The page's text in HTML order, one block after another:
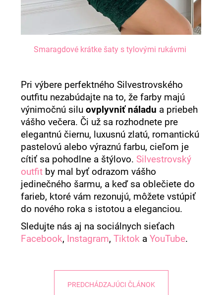
Smaragdové krátke šaty s tylovými rukávmi
Pri výbere perfektného Silvestrovského
outfitu nezabúdajte na to, že farby majú
výnimočnú siluovplyvniť náladu a priebeh
vášho večera. Či už sa rozhodnete pre
elegantnú čiernu, luxusnú zlatú, romantickú
pastelovú alebo výraznú farbu, cieľom je
cítiť sa pohodlne a štýlovo.Silvestrovský
outfit by mal byť odrazom vášho
jedinečného šarmu, a keď sa oblečiete do
farieb, ktoré vám rezonujú, môžete vstúpiť
do nového roka s istotou a eleganciou.
Sledujte nás aj na sociálnych sieťach
Facebook, Instagram,Tiktok aYouTube.
PREDCHÁDZAJÚCI ČLÁNOK